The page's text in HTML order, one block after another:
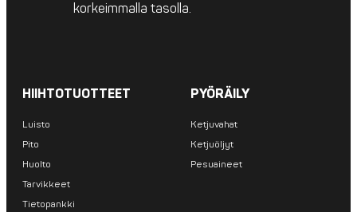
korkeimmalla tasolla.
HIIHTOTUOTTEET
Luisto
Pito
Huolto
Tarvikkeet
Tietopankki
PYÖRÄILY
Ketjuvahat
Ketjuöljyt
Pesuaineet